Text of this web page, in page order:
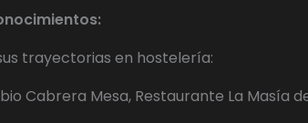
trayectorias en hostelería:
Cabrera Mesa, Restaurante La Masía